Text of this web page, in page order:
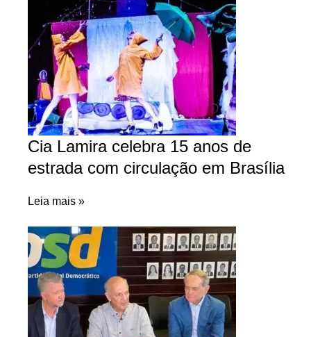
Cia Lamira celebra 15 anos de
estrada com circulação em Brasília
Leia mais »